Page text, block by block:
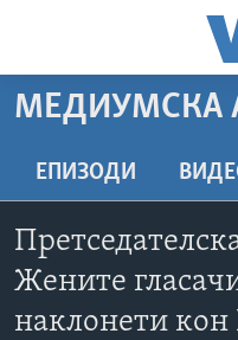
пристапност
содржина
Премини
до
страната
ДОМА
РУБРИКИ
МАКЕДОНИЈА
ДОКУМЕНТАРЦИ
АРХИВИРАНА
МЕДИУМСКА
ЕПИЗОДИ
Жените
наклонети